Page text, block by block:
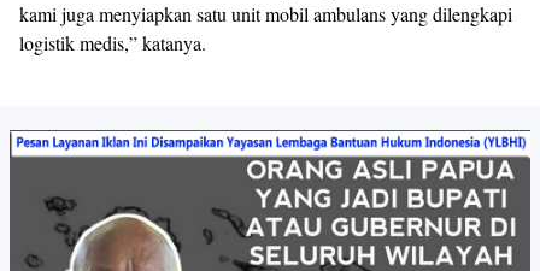
kami juga menyiapkan satu unit mobil ambulans yang dilengkapi
logistik medis,” katanya.